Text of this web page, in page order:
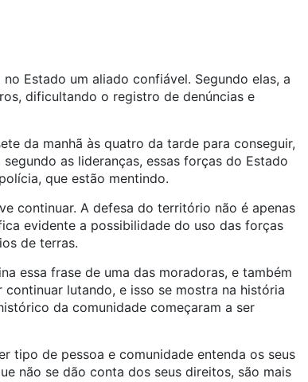
Estado um aliado confiável. Segundo elas, a
dificultando o registro de denúncias e
da manhã às quatro da tarde para conseguir,
as lideranças, essas forças do Estado
que estão mentindo.
continuar. A defesa do território não é apenas
evidente a possibilidade do uso das forças
de terras.
essa frase de uma das moradoras, e também
lutando, e isso se mostra na história
da comunidade começaram a ser
tipo de pessoa e comunidade entenda os seus
não se dão conta dos seus direitos, são mais